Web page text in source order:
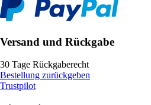
Versand und Rückgabe
30 Tage Rückgaberecht
Bestellung zurückgeben
Trustpilot